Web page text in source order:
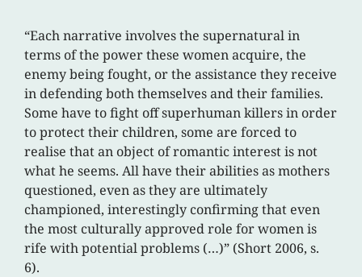
“Each narrative involves the supernatural in
terms of the power these women acquire, the
enemy being fought, or the assistance they receive
in defending both themselves and their families.
Some have to fight off superhuman killers in order
to protect their children, some are forced to
realise that an object of romantic interest is not
what he seems. All have their abilities as mothers
questioned, even as they are ultimately
championed, interestingly confirming that even
the most culturally approved role for women is
rife with potential problems (…)” (Short 2006, s.
6).